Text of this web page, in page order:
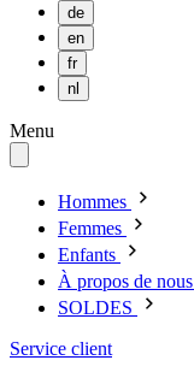
de
en
fr
nl
Menu
Hommes
Femmes
Enfants
À propos de nous
SOLDES
Service client